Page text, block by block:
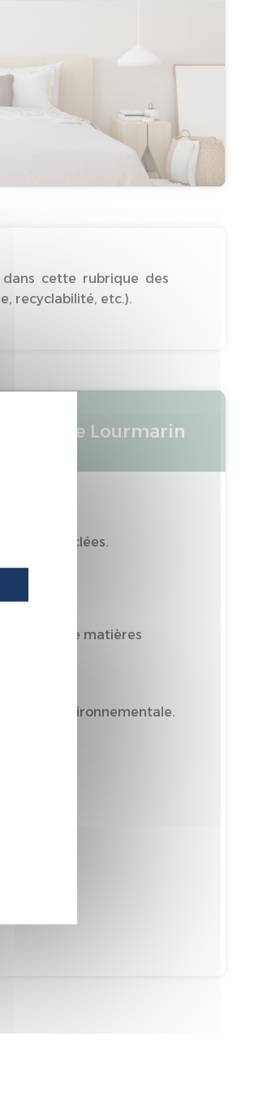
cette rubrique des
recyclabilité, etc.).
adulte Lourmarin
recyclées.
50% de matières
environnementale.